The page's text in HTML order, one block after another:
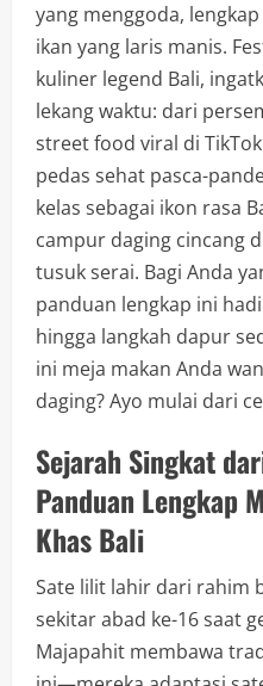
yang menggoda,
ikan yang laris manis.
kuliner legend Bali,
lekang waktu: dari
street food viral di
pedas sehat pasca-
kelas sebagai ikon rasa
campur daging cincang
tusuk serai. Bagi Anda
panduan lengkap ini
hingga langkah dapur
ini meja makan Anda
daging? Ayo mulai dari
Sejarah Singkat
Panduan Lengkap
Khas Bali
Sate lilit lahir dari rahim
sekitar abad ke-16 saat
Majapahit membawa